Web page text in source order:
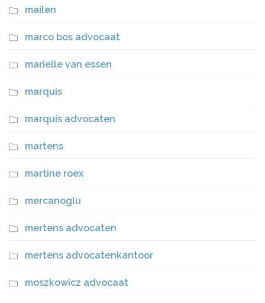
mailen
marco bos advocaat
marielle van essen
marquis
marquis advocaten
martens
martine roex
mercanoglu
mertens advocaten
mertens advocatenkantoor
moszkowicz advocaat